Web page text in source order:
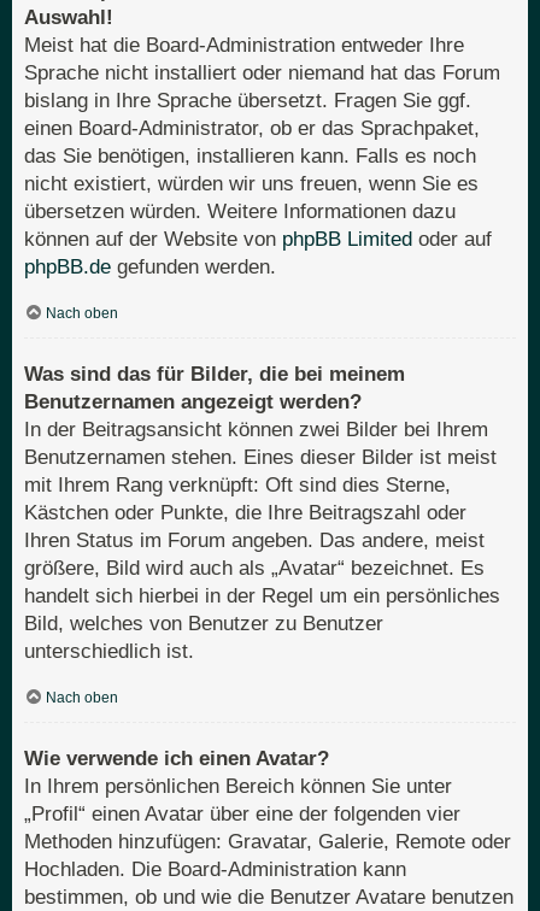
Auswahl!
Meist hat die Board-Administration entweder Ihre
Sprache nicht installiert oder niemand hat das Forum
bislang in Ihre Sprache übersetzt. Fragen Sie ggf.
einen Board-Administrator, ob er das Sprachpaket,
das Sie benötigen, installieren kann. Falls es noch
nicht existiert, würden wir uns freuen, wenn Sie es
übersetzen würden. Weitere Informationen dazu
können auf der Website von phpBB Limited oder auf
phpBB.de gefunden werden.
Nach oben
Was sind das für Bilder, die bei meinem
Benutzernamen angezeigt werden?
In der Beitragsansicht können zwei Bilder bei Ihrem
Benutzernamen stehen. Eines dieser Bilder ist meist
mit Ihrem Rang verknüpft: Oft sind dies Sterne,
Kästchen oder Punkte, die Ihre Beitragszahl oder
Ihren Status im Forum angeben. Das andere, meist
größere, Bild wird auch als „Avatar“ bezeichnet. Es
handelt sich hierbei in der Regel um ein persönliches
Bild, welches von Benutzer zu Benutzer
unterschiedlich ist.
Nach oben
Wie verwende ich einen Avatar?
In Ihrem persönlichen Bereich können Sie unter
„Profil“ einen Avatar über eine der folgenden vier
Methoden hinzufügen: Gravatar, Galerie, Remote oder
Hochladen. Die Board-Administration kann
bestimmen, ob und wie die Benutzer Avatare benutzen